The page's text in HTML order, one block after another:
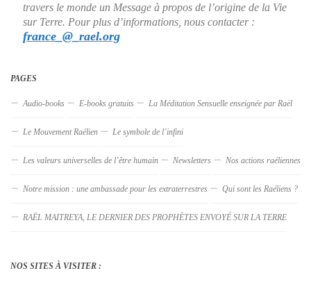
travers le monde un Message à propos de l’origine de la Vie
sur Terre. Pour plus d’informations, nous contacter :
france_@_rael.org
PAGES
Audio-books E-books gratuits La Méditation Sensuelle enseignée par Raël
Le Mouvement Raélien Le symbole de l’infini
Les valeurs universelles de l’être humain Newsletters Nos actions raéliennes
Notre mission : une ambassade pour les extraterrestres Qui sont les Raéliens ?
RAËL MAITREYA, LE DERNIER DES PROPHÈTES ENVOYÉ SUR LA TERRE
NOS SITES À VISITER :